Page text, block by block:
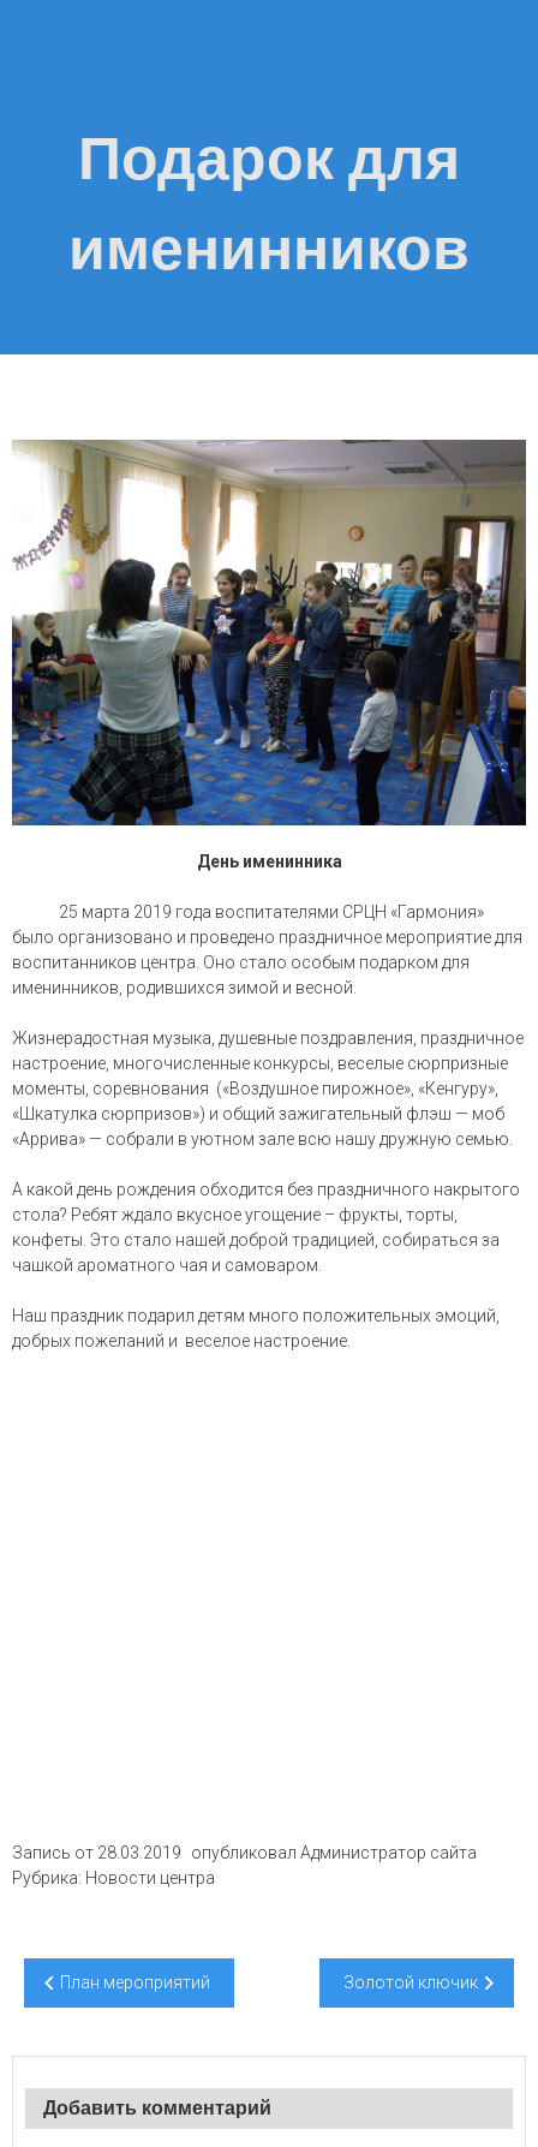
Подарок для
именинников
День именинника
25 марта 2019 года воспитателями СРЦН «Гармония»
было организовано и проведено праздничное мероприятие для
воспитанников центра. Оно стало особым подарком для
именинников, родившихся зимой и весной.
Жизнерадостная музыка, душевные поздравления, праздничное
настроение, многочисленные конкурсы, веселые сюрпризные
моменты, соревнования («Воздушное пирожное», «Кенгуру»,
«Шкатулка сюрпризов») и общий зажигательный флэш — моб
«Аррива» — собрали в уютном зале всю нашу дружную семью.
А какой день рождения обходится без праздничного накрытого
стола? Ребят ждало вкусное угощение – фрукты, торты,
конфеты. Это стало нашей доброй традицией, собираться за
чашкой ароматного чая и самоваром.
Наш праздник подарил детям много положительных эмоций,
добрых пожеланий и веселое настроение.
Запись от 28.03.2019 опубликовал Администратор сайта
Рубрика: Новости центра
Навигация
по
записям
План мероприятий Золотой ключик
Добавить комментарий